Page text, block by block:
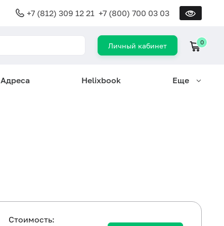
+7 (812) 309 12 21 +7 (800) 700 03 03
Личный кабинет 0
Адреса Helixbook Еще
Cтоимость: